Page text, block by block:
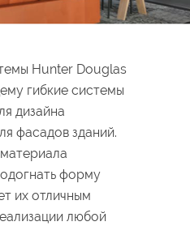
Hunter Douglas
гибкие системы
дизайна
фасадов зданий.
форму
их отличным
любой